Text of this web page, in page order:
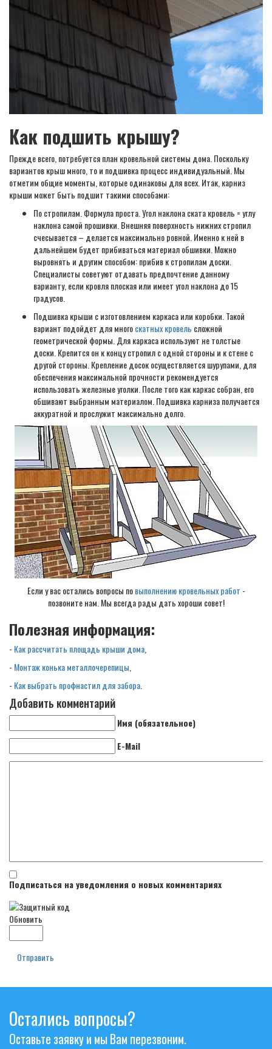
Как подшить крышу?
Прежде всего, потребуется план кровельной системы дома. Поскольку
вариантов крыш много, то и подшивка процесс индивидуальный. Мы
отметим общие моменты, которые одинаковы для всех. Итак, карниз
крыши может быть подшит такими способами:
По стропилам. Формула проста. Угол наклона ската кровель = углу
наклона самой прошивки. Внешняя поверхность нижних стропил
счесывается – делается максимально ровной. Именно к ней в
дальнейшем будет прибиваться материал обшивки. Можно
выровнять и другим способом: прибив к стропилам доски.
Специалисты советуют отдавать предпочтение данному
варианту, если кровля плоская или имеет угол наклона до 15
градусов.
Подшивка крыши с изготовлением каркаса или коробки. Такой
вариант подойдет для многоскатных кровель сложной
геометрической формы. Для каркаса используют не толстые
доски. Крепится он к концу стропил с одной стороны и к стене с
другой стороны. Крепление досок осуществляется шурупами, для
обеспечения максимальной прочности рекомендуется
использовать железные уголки. После того как каркас собран, его
обшивают выбранным материалом. Подшивка карниза получается
аккуратной и прослужит максимально долго.
Если у вас остались вопросы повыполнению кровельных работ -
позвоните нам. Мы всегда рады дать хороши совет!
Полезная информация:
- Как рассчитать площадь крыши дома
- Монтаж конька металлочерепицы
- Как выбрать профнастил для забора
Добавить комментарий
Имя (обязательное)
E-Mail
Подписаться на уведомления о новых комментариях
Обновить
Отправить
Остались вопросы?
Оставьте заявку и мы Вам перезвоним.